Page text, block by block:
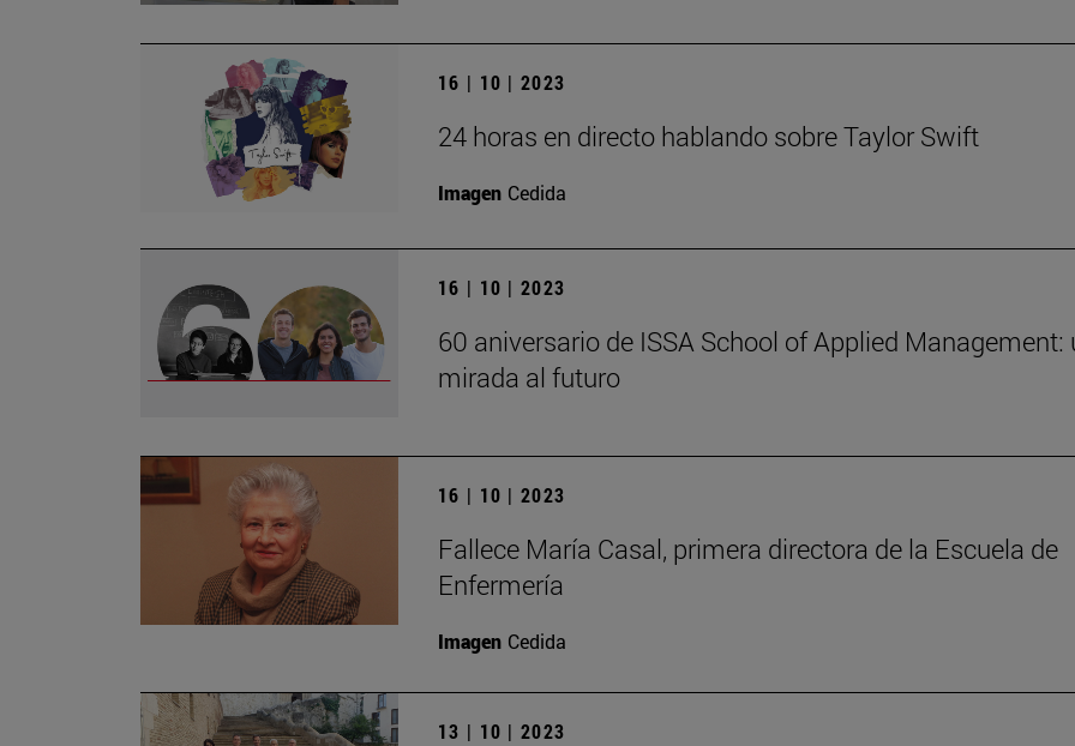
16 | 10 | 2023
24 horas en directo hablando sobre Taylor Swift
Imagen Cedida
16 | 10 | 2023
60 aniversario de ISSA School of Applied Management:
mirada al futuro
16 | 10 | 2023
Fallece María Casal, primera directora de la Escuela de
Enfermería
Imagen Cedida
13 | 10 | 2023